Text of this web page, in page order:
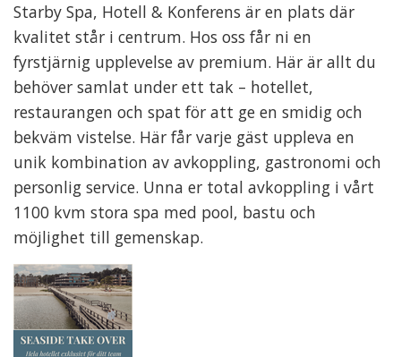
Starby Spa, Hotell & Konferens är en plats där
kvalitet står i centrum. Hos oss får ni en
fyrstjärnig upplevelse av premium. Här är allt du
behöver samlat under ett tak – hotellet,
restaurangen och spat för att ge en smidig och
bekväm vistelse. Här får varje gäst uppleva en
unik kombination av avkoppling, gastronomi och
personlig service. Unna er total avkoppling i vårt
1100 kvm stora spa med pool, bastu och
möjlighet till gemenskap.